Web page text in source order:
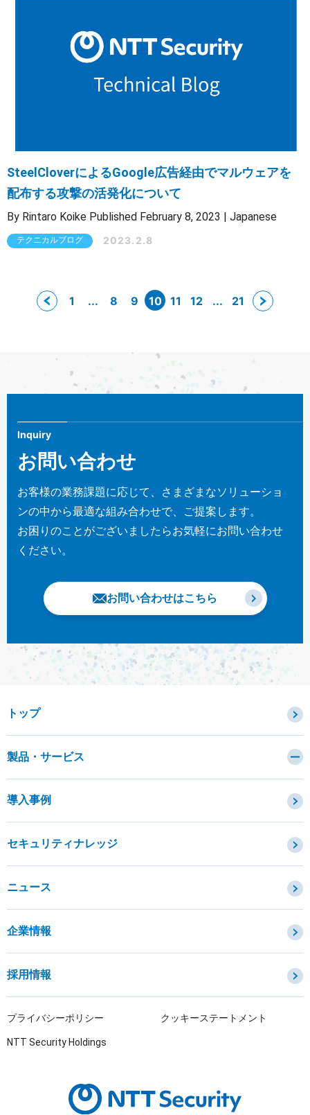
SteelCloverによるGoogle広告経由でマルウェアを
配布する攻撃の活発化について
By Rintaro Koike Published February 8, 2023 | Japanese
テクニカルブログ 2023.2.8
1 ... 8 9 10 11 12 ... 21
Inquiry
お問い合わせ
お客様の業務課題に応じて、さまざまなソリューショ
ンの中から最適な組み合わせで、ご提案します。
お困りのことがございましたらお気軽にお問い合わせ
ください。
お問い合わせはこちら
トップ
製品・サービス
OTセキュリティ
IoTプロダクトセキュリティ
導入事例
セキュリティナレッジ
ニュース
企業情報
採用情報
プライバシーポリシー クッキーステートメント
NTT Security Holdings